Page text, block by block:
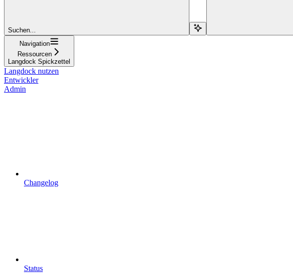
Suchen...
Navigation
Ressourcen
Langdock Spickzettel
Langdock nutzen
Entwickler
Admin
Changelog
Status